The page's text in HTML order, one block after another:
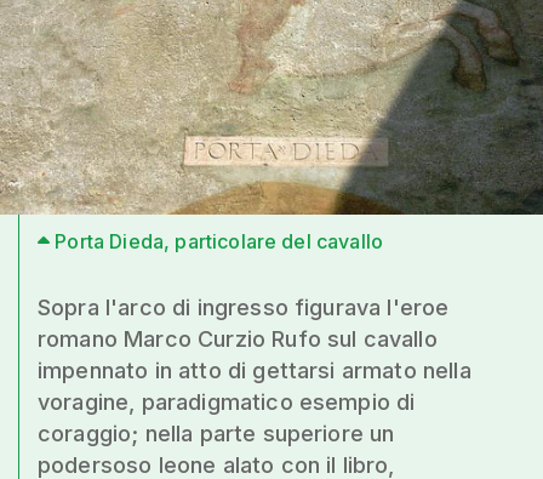
Porta Dieda, particolare del cavallo
Sopra l'arco di ingresso figurava l'eroe
romano Marco Curzio Rufo sul cavallo
impennato in atto di gettarsi armato nella
voragine, paradigmatico esempio di
coraggio; nella parte superiore un
podersoso leone alato con il libro,